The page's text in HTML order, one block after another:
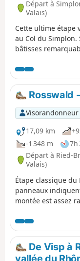
Départ à
Valais)
Cette ultime étape
au Col du Simplon.
bâtisses
pourrez faire un
que l’imposant
Rosswald
Visorandonneur
17,09 km
-1 348 m
7h
Départ à Ried-
Valais)
Étape classique du
panneaux
montée est assez
devient plus
le AlpenPässe
jusqu'à Binn par la
limite linguistique
De Visp à
vallée du